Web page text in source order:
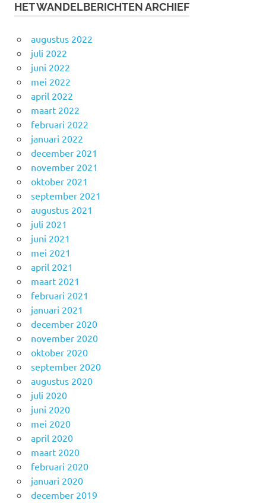
HET WANDELBERICHTEN ARCHIEF
augustus 2022
juli 2022
juni 2022
mei 2022
april 2022
maart 2022
februari 2022
januari 2022
december 2021
november 2021
oktober 2021
september 2021
augustus 2021
juli 2021
juni 2021
mei 2021
april 2021
maart 2021
februari 2021
januari 2021
december 2020
november 2020
oktober 2020
september 2020
augustus 2020
juli 2020
juni 2020
mei 2020
april 2020
maart 2020
februari 2020
januari 2020
december 2019